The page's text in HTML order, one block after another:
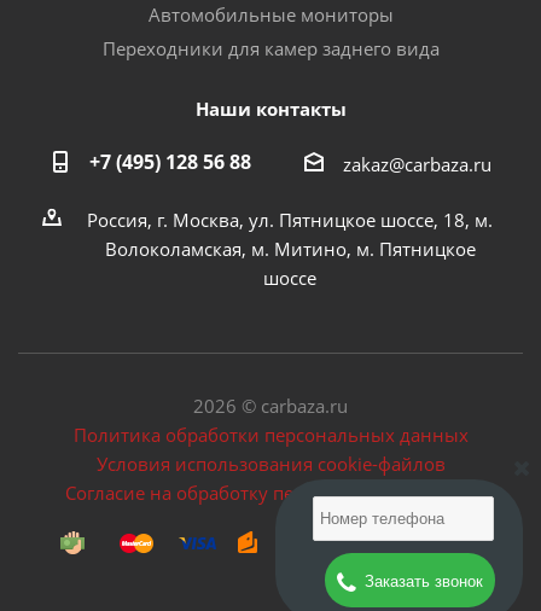
Заказать звонок
Автомобильные мониторы
Переходники для камер заднего вида
Наши контакты
+7 (495) 128 56 88 zakaz@carbaza.ru
Россия, г. Москва, ул. Пятницкое шоссе, 18, м.
Волоколамская, м. Митино, м. Пятницкое
шоссе
2026 © carbaza.ru
Политика обработки персональных данных
Условия использования cookie-файлов
Согласие на обработку персональных данных